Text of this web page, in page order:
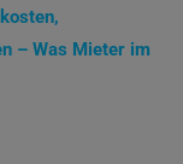
– Was Mieter im